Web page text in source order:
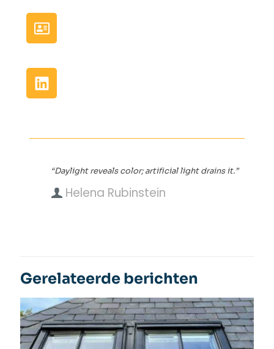
“Daylight reveals color; artificial light drains it.”
Helena Rubinstein
Gerelateerde berichten